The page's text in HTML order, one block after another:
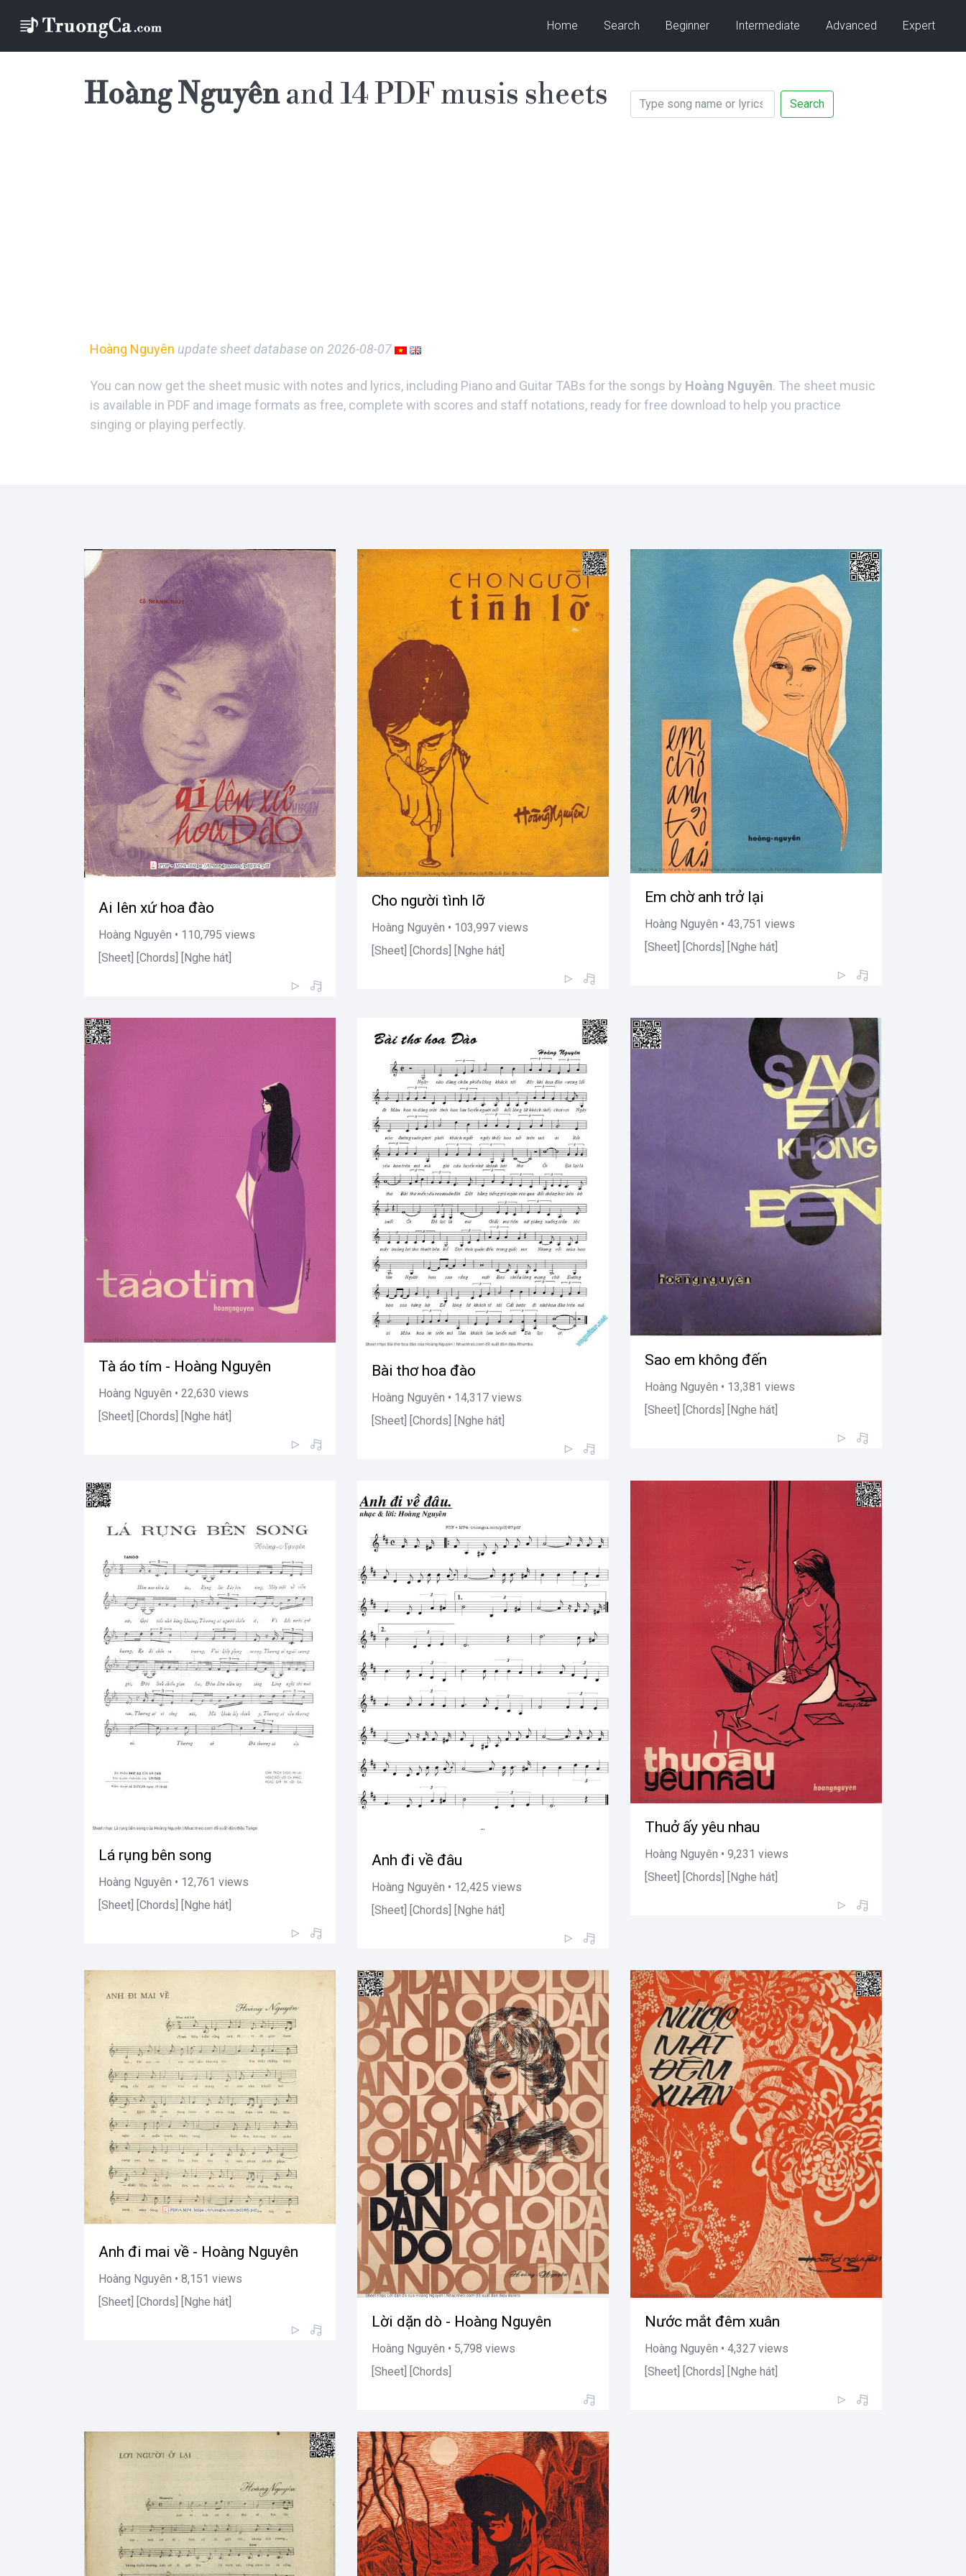
Home Search Beginner Intermediate Advanced Expert
Hoàng Nguyênand 14 PDF musis sheets Search
Hoàng Nguyên update sheet database on 2026-08-07
You can now get the sheet music with notes and lyrics, including Piano and Guitar TABs for the songs by Hoàng Nguyên. The sheet music
is available in PDF and image formats as free, complete with scores and staff notations, ready for free download to help you practice
singing or playing perfectly.
Ai lên xứ hoa đào
Hoàng Nguyên • 110,795 views
[Sheet] [Chords] [Nghe hát]
Cho người tình lỡ
Hoàng Nguyên • 103,997 views
[Sheet] [Chords] [Nghe hát]
Em chờ anh trở lại
Hoàng Nguyên • 43,751 views
[Sheet] [Chords] [Nghe hát]
Tà áo tím - Hoàng Nguyên
Hoàng Nguyên • 22,630 views
[Sheet] [Chords] [Nghe hát]
Bài thơ hoa đào
Hoàng Nguyên • 14,317 views
[Sheet] [Chords] [Nghe hát]
Sao em không đến
Hoàng Nguyên • 13,381 views
[Sheet] [Chords] [Nghe hát]
Lá rụng bên song
Hoàng Nguyên • 12,761 views
[Sheet] [Chords] [Nghe hát]
Anh đi về đâu
Hoàng Nguyên • 12,425 views
[Sheet] [Chords] [Nghe hát]
Thuở ấy yêu nhau
Hoàng Nguyên • 9,231 views
[Sheet] [Chords] [Nghe hát]
Anh đi mai về - Hoàng Nguyên
Hoàng Nguyên • 8,151 views
[Sheet] [Chords] [Nghe hát]
Lời dặn dò - Hoàng Nguyên
Hoàng Nguyên • 5,798 views
[Sheet] [Chords]
Nước mắt đêm xuân
Hoàng Nguyên • 4,327 views
[Sheet] [Chords] [Nghe hát]